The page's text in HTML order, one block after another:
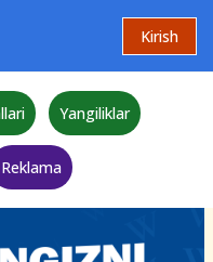
Kirish
Yangiliklar
Reklama